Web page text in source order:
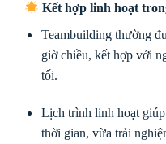
Kết hợp linh hoạt
Teambuilding thường
giờ chiều, kết hợp với
tối.
Lịch trình linh hoạt
thời gian, vừa trải